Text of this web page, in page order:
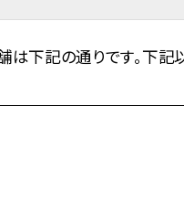
下記の通りです。下